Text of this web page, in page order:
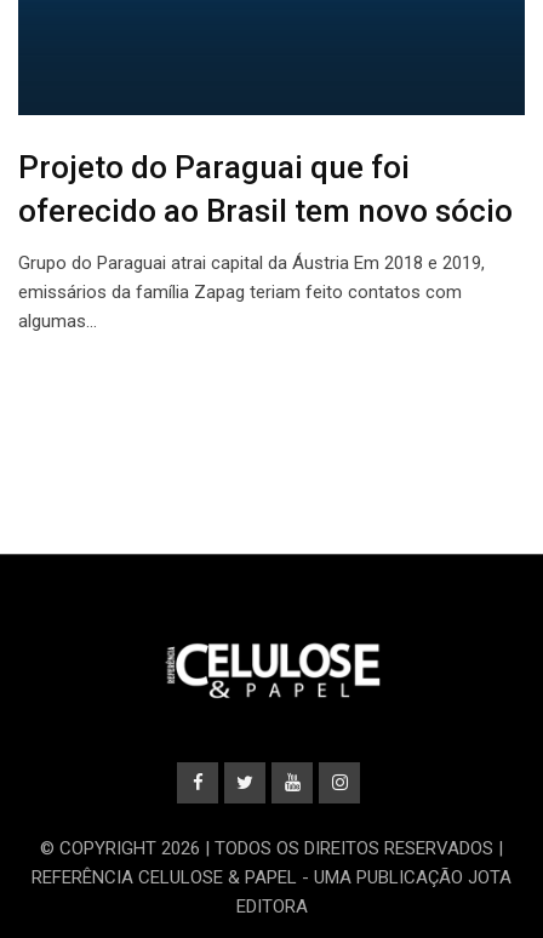
Projeto do Paraguai que foi
oferecido ao Brasil tem novo sócio
Grupo do Paraguai atrai capital da Áustria Em 2018 e 2019,
emissários da família Zapag teriam feito contatos com
algumas…
© COPYRIGHT 2026 | TODOS OS DIREITOS RESERVADOS |
REFERÊNCIA CELULOSE & PAPEL - UMA PUBLICAÇÃO JOTA
EDITORA